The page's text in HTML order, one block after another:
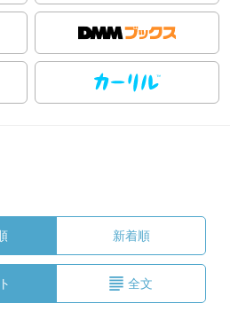
新着順
全文